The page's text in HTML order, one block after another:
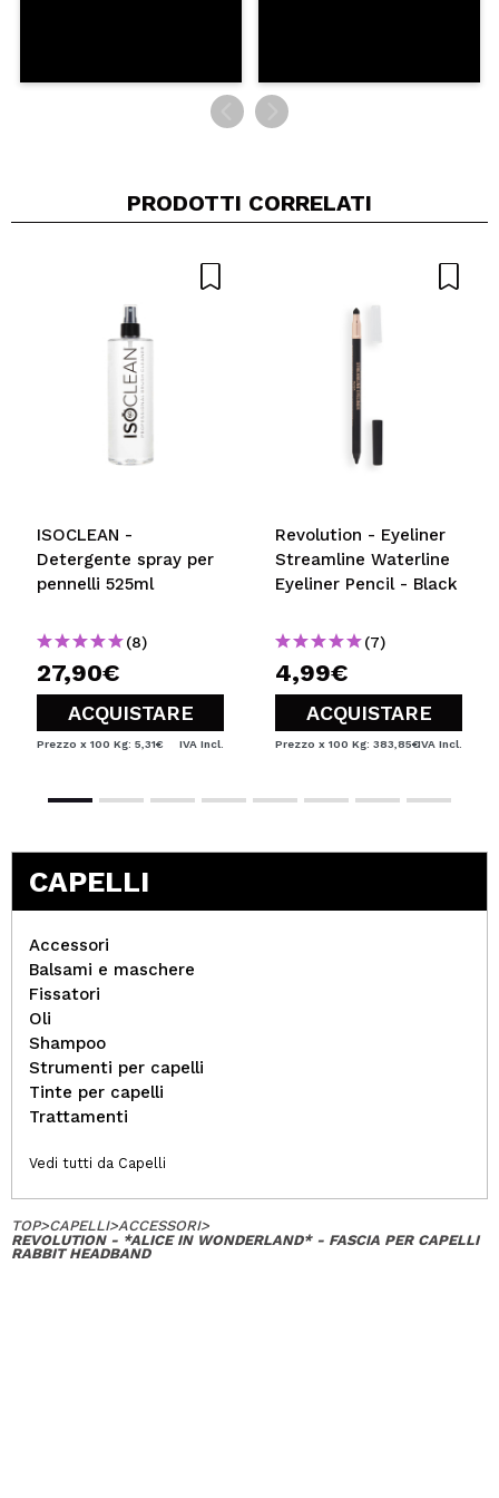
PRODOTTI CORRELATI
ISOCLEAN -
Detergente spray per
pennelli 525ml
(8)
27,90€
ACQUISTARE
Prezzo x 100 Kg: 5,31€ IVA Incl.
Revolution - Eyeliner
Streamline Waterline
Eyeliner Pencil - Black
(7)
4,99€
ACQUISTARE
Prezzo x 100 Kg: 383,85€IVA Incl.
CAPELLI
Accessori
Balsami e maschere
Fissatori
Oli
Shampoo
Strumenti per capelli
Tinte per capelli
Trattamenti
Vedi tutti da Capelli
TOP>CAPELLI>ACCESSORI>
REVOLUTION - *ALICE IN WONDERLAND* - FASCIA PER CAPELLI
RABBIT HEADBAND